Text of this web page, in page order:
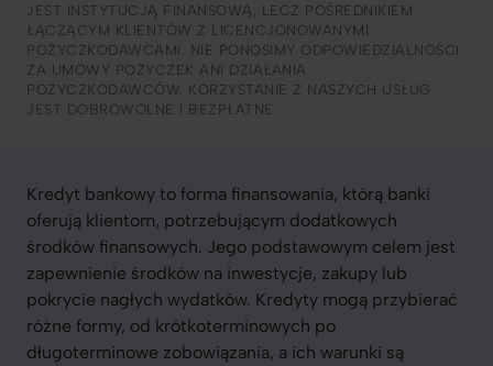
JEST INSTYTUCJĄ FINANSOWĄ, LECZ POŚREDNIKIEM
ŁĄCZĄCYM KLIENTÓW Z LICENCJONOWANYMI
POŻYCZKODAWCAMI. NIE PONOSIMY ODPOWIEDZIALNOŚCI
ZA UMOWY POŻYCZEK ANI DZIAŁANIA
POŻYCZKODAWCÓW. KORZYSTANIE Z NASZYCH USŁUG
JEST DOBROWOLNE I BEZPŁATNE.
Kredyt bankowy to forma finansowania, którą banki
oferują klientom, potrzebującym dodatkowych
środków finansowych. Jego podstawowym celem jest
zapewnienie środków na inwestycje, zakupy lub
pokrycie nagłych wydatków. Kredyty mogą przybierać
różne formy, od krótkoterminowych po
długoterminowe zobowiązania, a ich warunki są